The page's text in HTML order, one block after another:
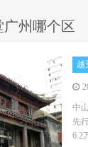
州哪个区
越
中
先
6.2